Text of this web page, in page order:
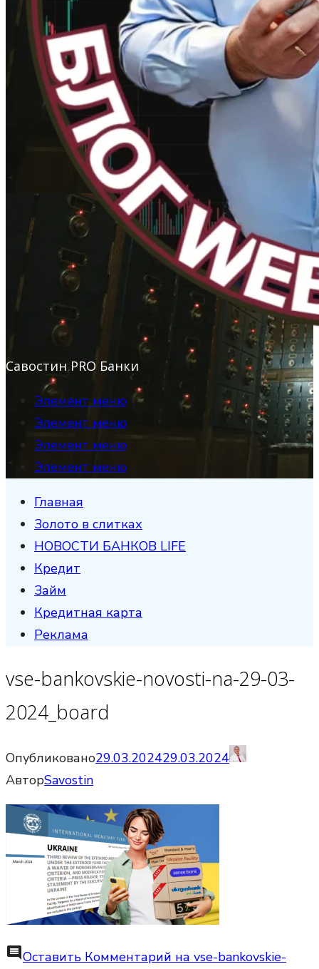
Савостин PRO Банки
Элемент меню
Элемент меню
Элемент меню
Элемент меню
Главная
Золото в слитках
НОВОСТИ БАНКОВ LIFE
Кредит
Займ
Кредитная карта
Реклама
vse-bankovskie-novosti-na-29-03-
2024_board
Опубликовано29.03.202429.03.2024
АвторSavostin
commentОставить Комментарий на vse-bankovskie-